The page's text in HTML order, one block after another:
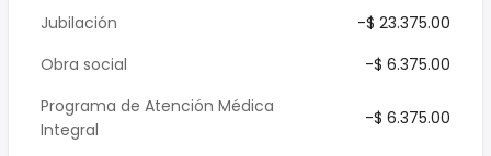
Jubilación
-$ 23.375.00
Obra social
-$ 6.375.00
Programa de Atención Médica
Integral
-$ 6.375.00